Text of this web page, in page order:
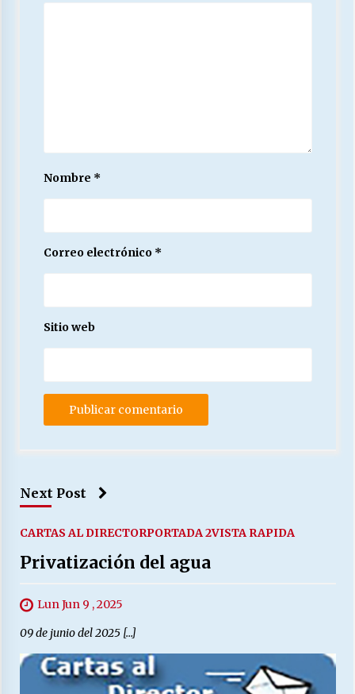
Nombre *
Correo electrónico *
Sitio web
Next Post
CARTAS AL DIRECTORPORTADA 2VISTA RAPIDA
Privatización del agua
Lun Jun 9 , 2025
09 de junio del 2025 […]